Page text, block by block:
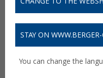
STAY ON
You can change the